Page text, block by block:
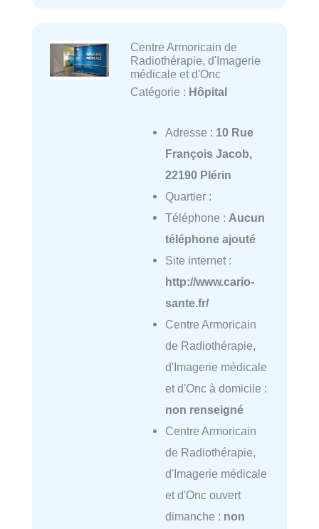
Centre Armoricain de
Radiothérapie, d'Imagerie
médicale et d'Onc
Catégorie : Hôpital
Adresse : 10 Rue
François Jacob,
22190 Plérin
Quartier :
Téléphone : Aucun
téléphone ajouté
Site internet :
http://www.cario-
sante.fr/
Centre Armoricain
de Radiothérapie,
d'Imagerie médicale
et d'Onc à domicile :
non renseigné
Centre Armoricain
de Radiothérapie,
d'Imagerie médicale
et d'Onc ouvert
dimanche : non